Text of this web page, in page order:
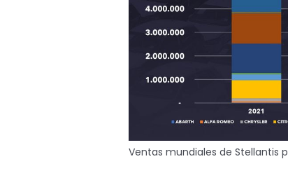
Ventas mundiales de Stellantis